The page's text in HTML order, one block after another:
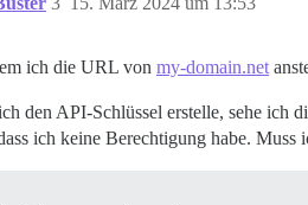
ich die URL von my-domain.net
den API-Schlüssel erstelle, sehe ich
ich keine Berechtigung habe.